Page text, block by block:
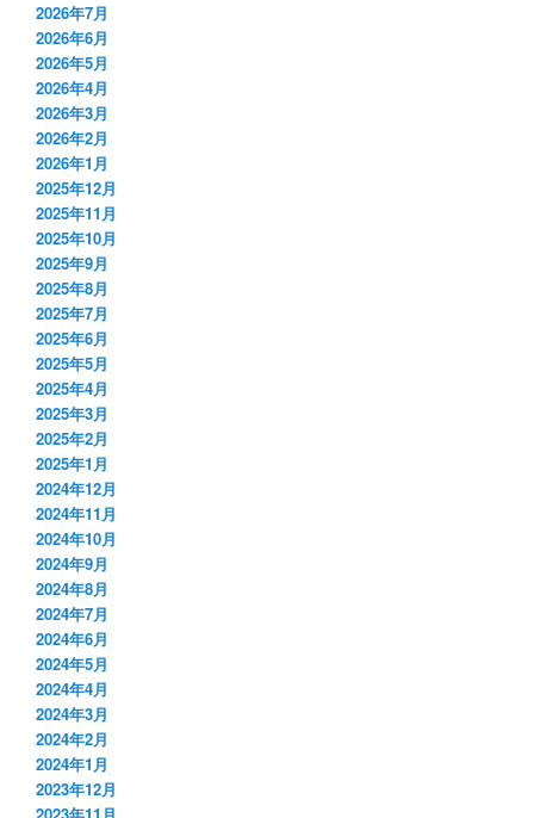
2026年7月
2026年6月
2026年5月
2026年4月
2026年3月
2026年2月
2026年1月
2025年12月
2025年11月
2025年10月
2025年9月
2025年8月
2025年7月
2025年6月
2025年5月
2025年4月
2025年3月
2025年2月
2025年1月
2024年12月
2024年11月
2024年10月
2024年9月
2024年8月
2024年7月
2024年6月
2024年5月
2024年4月
2024年3月
2024年2月
2024年1月
2023年12月